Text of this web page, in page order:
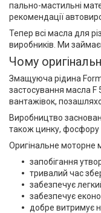
Наявність
В наявності 1
Країна виробник
Німеччина 1
Вид масла
Синтетичне 1
Застосування за
Легкові
Для типу двигунів
Всі типи
1
пально-мастильні
рекомендації
Тепер всі масла для
виробників. Ми
Чому
Змащуюча рідина
застосування масла F
вантажівок,
Виробництво
також цинку, фосфору
Оригінальне моторне
запобігання
тривалий час
забезпечує
забезпечує
добре витримує